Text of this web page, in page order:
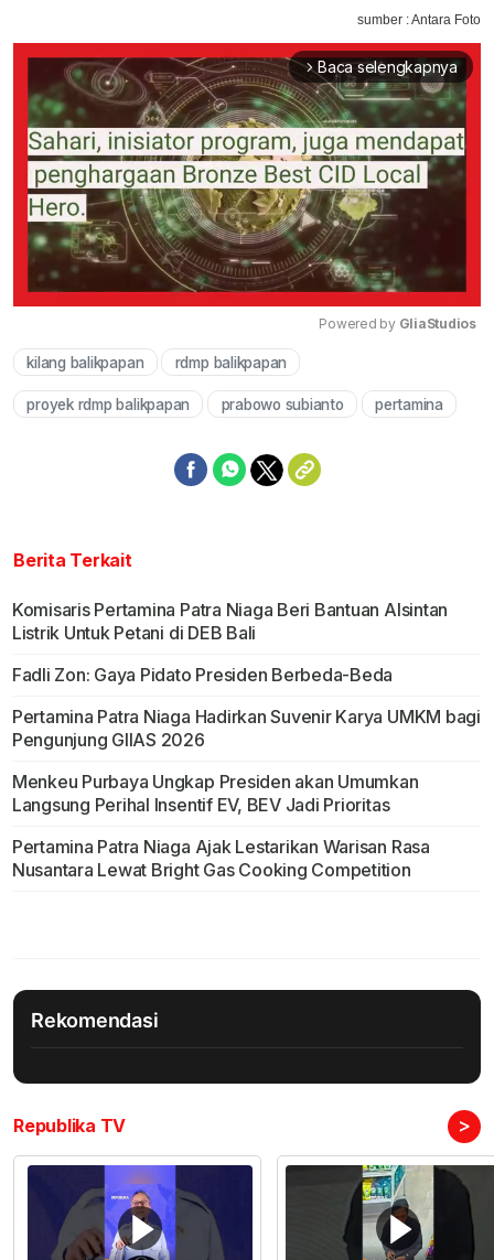
sumber : Antara Foto
arrow_forward_ios Baca selengkapnya
Powered by GliaStudios
kilang balikpapan rdmp balikpapan
proyek rdmp balikpapan prabowo subianto pertamina
Berita Terkait
Komisaris Pertamina Patra Niaga Beri Bantuan Alsintan
Listrik Untuk Petani di DEB Bali
Fadli Zon: Gaya Pidato Presiden Berbeda-Beda
Pertamina Patra Niaga Hadirkan Suvenir Karya UMKM bagi
Pengunjung GIIAS 2026
Menkeu Purbaya Ungkap Presiden akan Umumkan
Langsung Perihal Insentif EV, BEV Jadi Prioritas
Pertamina Patra Niaga Ajak Lestarikan Warisan Rasa
Nusantara Lewat Bright Gas Cooking Competition
Rekomendasi
Republika TV >